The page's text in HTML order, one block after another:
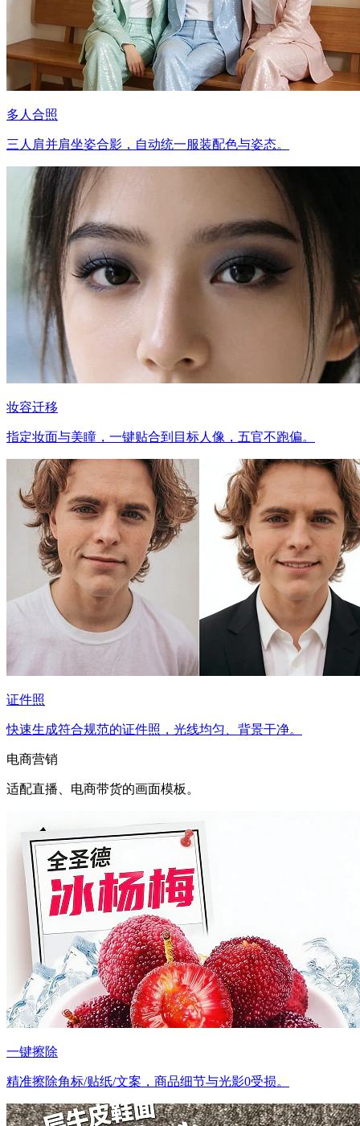
多人合照
三人肩并肩坐姿合影，自动统一服装配色与姿态。
妆容迁移
指定妆面与美瞳，一键贴合到目标人像，五官不跑偏。
证件照
快速生成符合规范的证件照，光线均匀、背景干净。
电商营销
适配直播、电商带货的画面模板。
一键擦除
精准擦除角标/贴纸/文案，商品细节与光影0受损。